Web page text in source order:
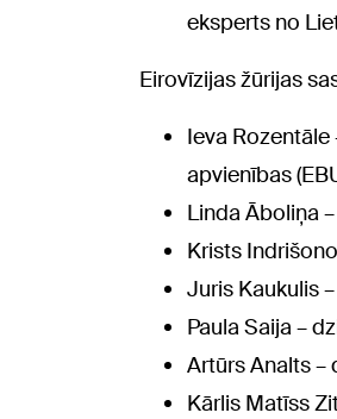
eksperts no
Eirovīzijas žūrijas
Ieva
apvienības
Linda Āboliņa
Krists
Juris Kaukulis
Paula Saija –
Artūrs Analts –
Kārlis Matīss